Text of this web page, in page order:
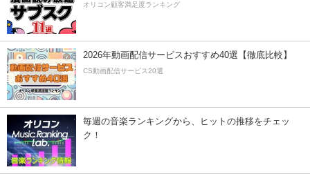
オリコン顧客満足度ランキング
2026年動画配信サービスおすすめ40選【徹底比較】
CS動画配信サービス20選
毎週の音楽ランキングから、ヒットの推移をチェッ
ク！